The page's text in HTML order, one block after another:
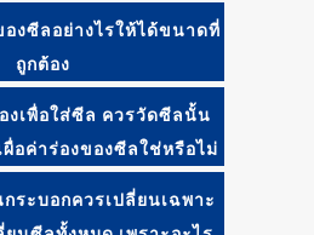
งซีลอย่างไรให้ได้ขนาดที่
ถูกต้อง
งเพื่อใส่ซีล ควรวัดซีลนั้น
ผื่อค่าร่องของซีลใช่หรือไม่
ระบอกควรเปลี่ยนเฉพาะ